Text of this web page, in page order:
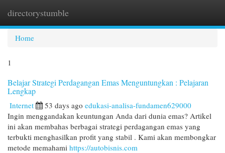
directorystumble
Home
1
Belajar Strategi Perdagangan Emas Menguntungkan : Pelajaran
Lengkap
Internet 53 days ago edukasi-analisa-fundamen629000
Ingin menggandakan keuntungan Anda dari dunia emas? Artikel
ini akan membahas berbagai strategi perdagangan emas yang
terbukti menghasilkan profit yang stabil . Kami akan membongkar
metode memahami https://autobisnis.com